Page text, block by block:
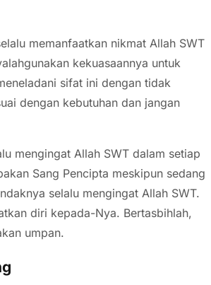
memanfaatkan nikmat Allah SWT
kekuasaannya untuk
sifat ini dengan tidak
dengan kebutuhan dan jangan
mengingat Allah SWT dalam setiap
Sang Pencipta meskipun sedang
selalu mengingat Allah SWT.
diri kepada-Nya. Bertasbihlah,
umpan.